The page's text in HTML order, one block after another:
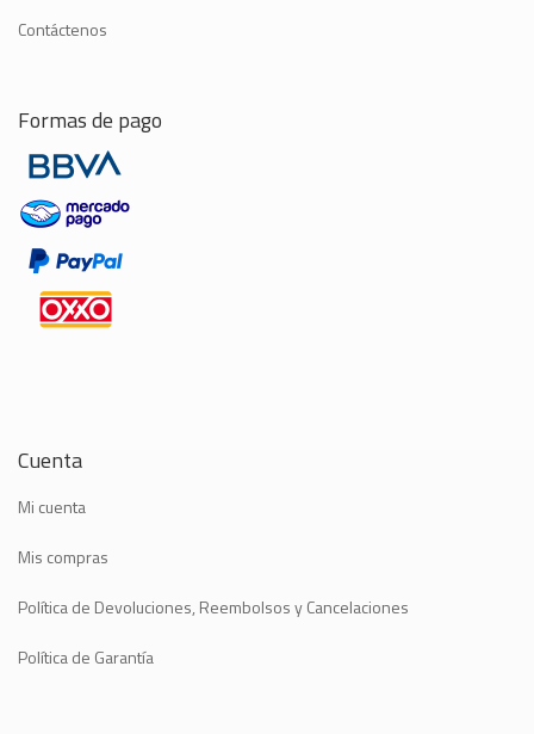
Contáctenos
Formas de pago
Cuenta
Mi cuenta
Mis compras
Política de Devoluciones, Reembolsos y Cancelaciones
Política de Garantía